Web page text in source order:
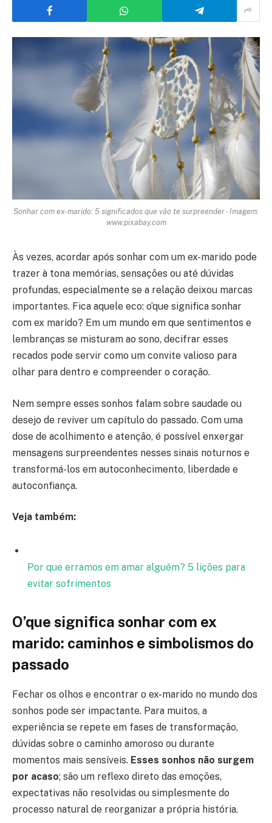
Sonhar com ex-marido: 5 significados que vão te surpreender - Imagem:
www.pixabay.com
Às vezes, acordar após sonhar com um ex-marido pode
trazer à tona memórias, sensações ou até dúvidas
profundas, especialmente se a relação deixou marcas
importantes. Fica aquele eco: o’que significa sonhar
com ex marido? Em um mundo em que sentimentos e
lembranças se misturam ao sono, decifrar esses
recados pode servir como um convite valioso para
olhar para dentro e compreender o coração.
Nem sempre esses sonhos falam sobre saudade ou
desejo de reviver um capítulo do passado. Com uma
dose de acolhimento e atenção, é possível enxergar
mensagens surpreendentes nesses sinais noturnos e
transformá-los em autoconhecimento, liberdade e
autoconfiança.
Veja também:
Por que erramos em amar alguém? 5 lições para
evitar sofrimentos
O’que significa sonhar com ex
marido: caminhos e simbolismos do
passado
Fechar os olhos e encontrar o ex-marido no mundo dos
sonhos pode ser impactante. Para muitos, a
experiência se repete em fases de transformação,
dúvidas sobre o caminho amoroso ou durante
momentos mais sensíveis. Esses sonhos não surgem
por acaso; são um reflexo direto das emoções,
expectativas não resolvidas ou simplesmente do
processo natural de reorganizar a própria história.